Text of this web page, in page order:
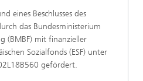
eines Beschlusses des
das Bundesministerium
(BMBF) mit finanzieller
Sozialfonds (ESF) unter
gefördert.